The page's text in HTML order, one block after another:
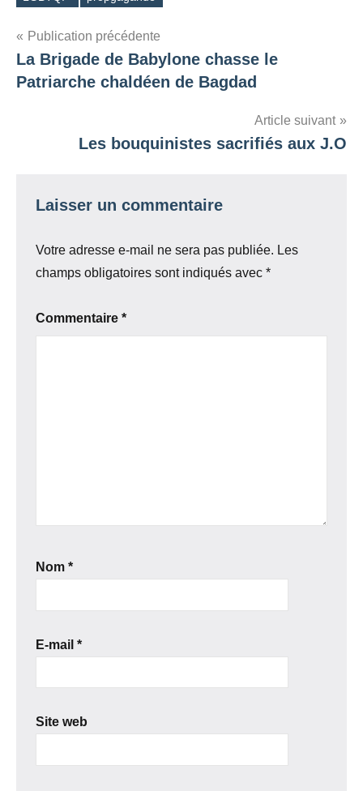
Étiquettes
Navigation
de
Publication précédente
La Brigade de Babylone chasse le
Patriarche chaldéen de Bagdad
Article suivant
Les bouquinistes sacrifiés aux J.O
Laisser un commentaire
Votre adresse e-mail ne sera pas publiée. Les
champs obligatoires sont indiqués avec *
Commentaire *
Nom *
E-mail *
Site web